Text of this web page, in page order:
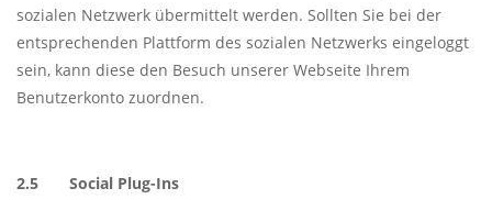
sozialen Netzwerk übermittelt werden. Sollten Sie bei der
entsprechenden Plattform des sozialen Netzwerks eingeloggt
sein, kann diese den Besuch unserer Webseite Ihrem
Benutzerkonto zuordnen.
2.5 Social Plug-Ins